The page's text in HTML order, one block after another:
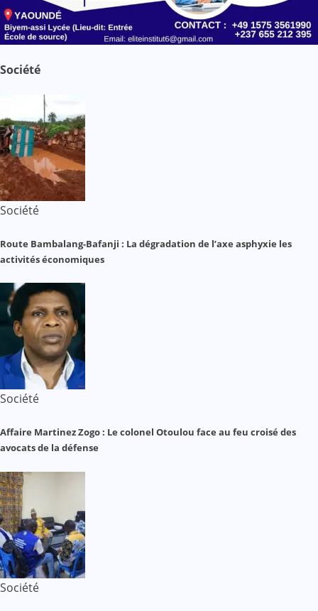
Société
Société
Route Bambalang-Bafanji : La dégradation de l’axe asphyxie les
activités économiques
Société
Affaire Martinez Zogo : Le colonel Otoulou face au feu croisé des
avocats de la défense
Société